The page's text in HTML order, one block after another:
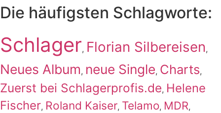
Die häufigsten Schlagworte:
Schlager, Florian Silbereisen,
Neues Album, neue Single, Charts,
Zuerst bei Schlagerprofis.de, Helene
Fischer, Roland Kaiser, Telamo, MDR,